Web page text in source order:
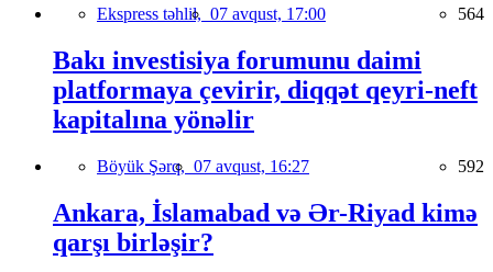
Ekspress təhlil, 07 avqust, 17:00 564
Bakı investisiya forumunu daimi
platformaya çevirir, diqqət qeyri-neft
kapitalına yönəlir
Böyük Şərq, 07 avqust, 16:27 592
Ankara, İslamabad və Ər-Riyad kimə
qarşı birləşir?